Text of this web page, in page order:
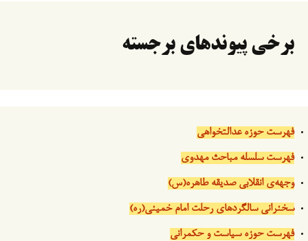
برخی پیوندهای برجسته
فهرست حوزه عدالتخواهی
فهرست سلسله مباحث مهدوی
وجهه‌ی انقلابی صدیقه طاهره(س)
سخنرانی سالگردهای رحلت امام خمینی(ره)
فهرست حوزه سیاست و حکمرانی